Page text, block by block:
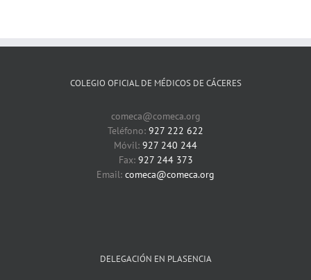
COLEGIO OFICIAL DE MÉDICOS DE CÁCERES
comeca@comeca.org
Teléfono: 927 222 622
Móvil: 927 240 244
Fax: 927 244 373
Email: comeca@comeca.org
DELEGACIÓN EN PLASENCIA